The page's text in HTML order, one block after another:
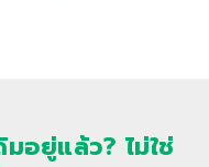
อยู่แล้ว? ไม่ใช่